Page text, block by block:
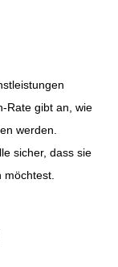
Rate gibt an, wie
werden.
sicher, dass sie